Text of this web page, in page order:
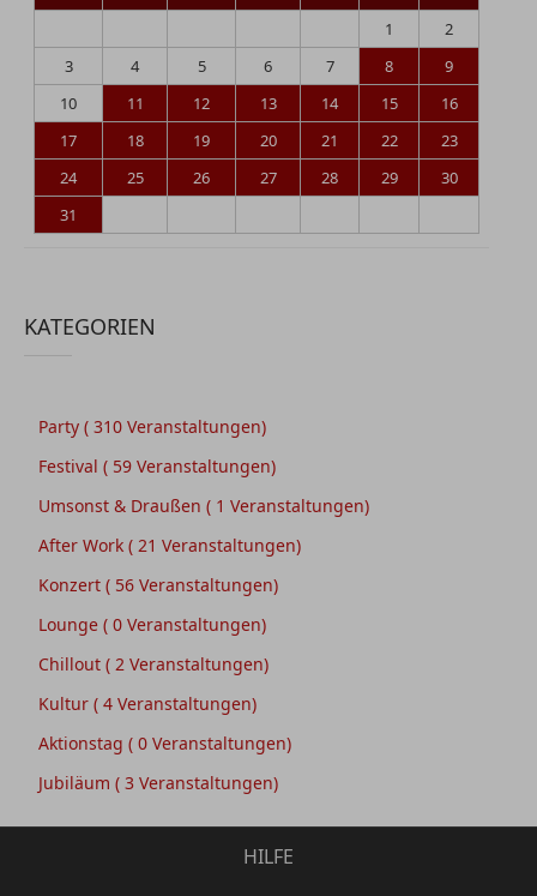
1
2
3
4 5 6 7 8
9
10
11 12 13 14 15
16
17
18 19 20 21 22
23
24
25 26 27 28 29
30
31
KATEGORIEN
Party ( 310 Veranstaltungen)
Festival ( 59 Veranstaltungen)
Umsonst & Draußen ( 1 Veranstaltungen)
After Work ( 21 Veranstaltungen)
Konzert ( 56 Veranstaltungen)
Lounge ( 0 Veranstaltungen)
Chillout ( 2 Veranstaltungen)
Kultur ( 4 Veranstaltungen)
Aktionstag ( 0 Veranstaltungen)
Jubiläum ( 3 Veranstaltungen)
HILFE